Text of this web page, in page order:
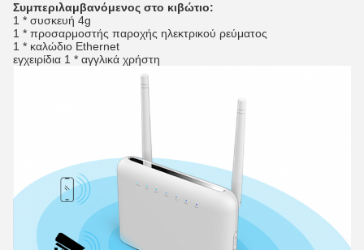
Συμπεριλαμβανόμενος στο κιβώτιο:
1 * συσκευή 4g
1 * προσαρμοστής παροχής ηλεκτρικού ρεύματος
1 * καλώδιο Ethernet
εγχειρίδια 1 * αγγλικά χρήστη